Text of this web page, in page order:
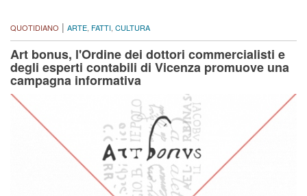
QUOTIDIANO | ARTE FATTI CULTURA
Art bonus, l'Ordine dei dottori commercialisti e
degli esperti contabili di Vicenza promuove una
campagna informativa